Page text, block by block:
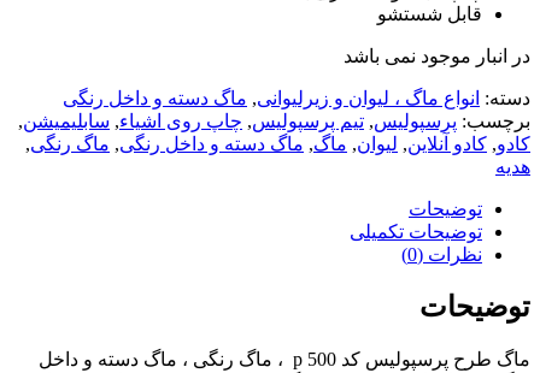
قابل شستشو
در انبار موجود نمی باشد
دسته: انواع ماگ ، لیوان و زیرلیوانی, ماگ دسته و داخل رنگی
برچسب: پرسپولیس, تیم پرسپولیس, چاپ روی اشیاء, سابلیمیشن,
کادو, کادو آنلاین, لیوان, ماگ, ماگ دسته و داخل رنگی, ماگ رنگی,
هدیه
توضیحات
توضیحات تکمیلی
نظرات (0)
توضیحات
ماگ طرح پرسپولیس کد p 500 ، ماگ رنگی ، ماگ دسته و داخل